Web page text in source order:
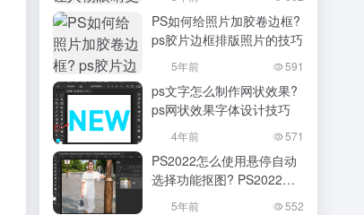
PS如何给照片加胶卷边框?
ps胶片边框排版照片的技巧
5年前 591
ps文字怎么制作网状效果?
ps网状效果字体设计技巧
4年前 571
PS2022怎么使用悬停自动
选择功能抠图? PS2022悬
停抠图技巧
5年前 552